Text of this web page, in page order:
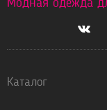
Каталог